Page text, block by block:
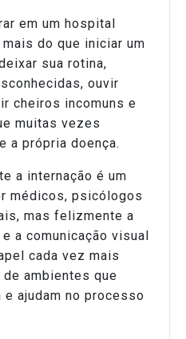
em um hospital
do que iniciar um
sua rotina,
ouvir
cheiros incomuns e
muitas vezes
a própria doença.
a internação é um
médicos, psicólogos
mas felizmente a
a comunicação visual
cada vez mais
ambientes que
ajudam no processo